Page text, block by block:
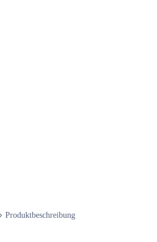
Produktbeschreibung